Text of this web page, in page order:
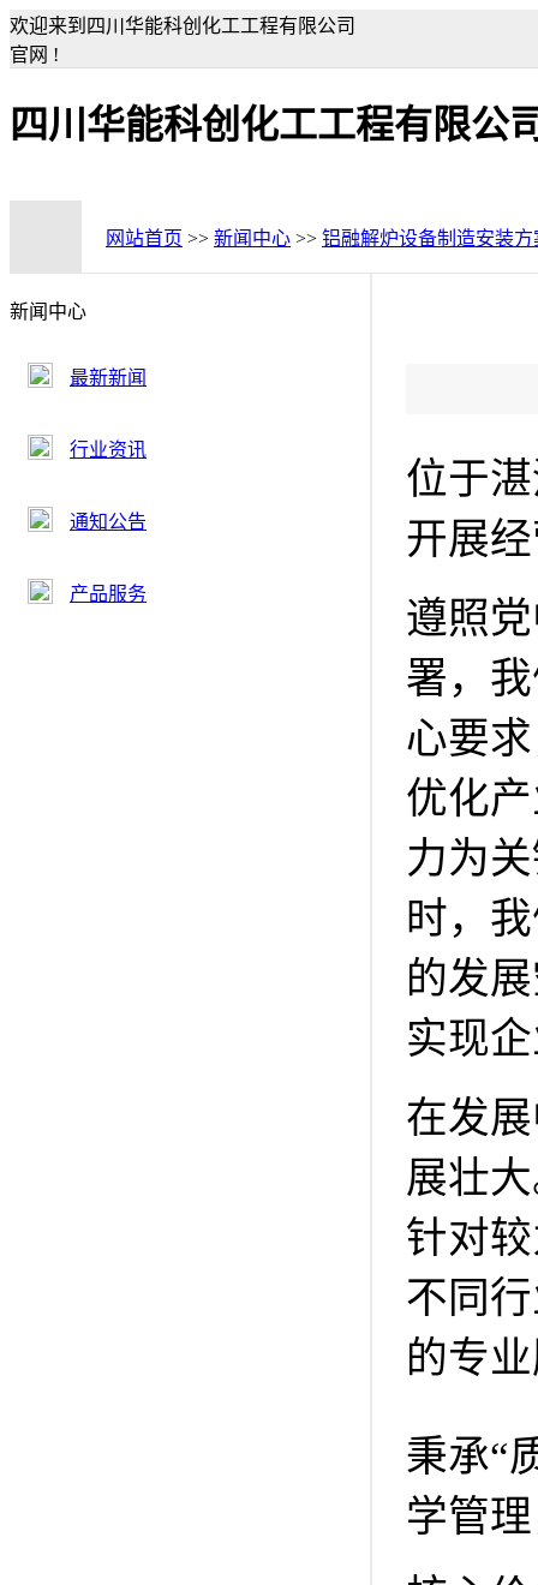
欢迎来到四川华能科创化工工程有限公司
官网 !
四川华能科创化工工程有限公
网站首页 >> 新闻中心 >> 铝融解炉设备制造安装方
新闻中心
最新新闻
行业资讯
通知公告
产品服务
位于
开展
遵照
署，
心要
优化
力为
时，
的发
实现
在发
展壮
针对
不同
的专
秉承“
学管